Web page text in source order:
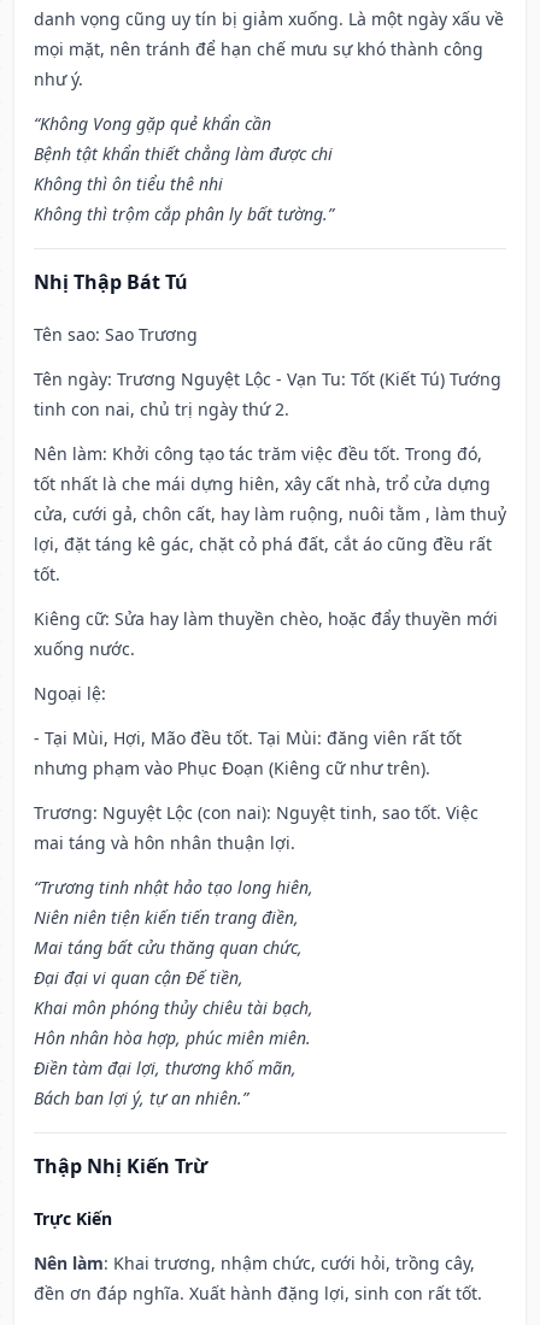
danh vọng cũng uy tín bị giảm xuống. Là một ngày xấu về
mọi mặt, nên tránh để hạn chế mưu sự khó thành công
như ý.
“Không Vong gặp quẻ khẩn cần
Bệnh tật khẩn thiết chẳng làm được chi
Không thì ôn tiểu thê nhi
Không thì trộm cắp phân ly bất tường.”
Nhị Thập Bát Tú
Tên sao: Sao Trương
Tên ngày: Trương Nguyệt Lộc - Vạn Tu: Tốt (Kiết Tú) Tướng
tinh con nai, chủ trị ngày thứ 2.
Nên làm: Khởi công tạo tác trăm việc đều tốt. Trong đó,
tốt nhất là che mái dựng hiên, xây cất nhà, trổ cửa dựng
cửa, cưới gả, chôn cất, hay làm ruộng, nuôi tằm , làm thuỷ
lợi, đặt táng kê gác, chặt cỏ phá đất, cắt áo cũng đều rất
tốt.
Kiêng cữ: Sửa hay làm thuyền chèo, hoặc đẩy thuyền mới
xuống nước.
Ngoại lệ:
- Tại Mùi, Hợi, Mão đều tốt. Tại Mùi: đăng viên rất tốt
nhưng phạm vào Phục Đoạn (Kiêng cữ như trên).
Trương: Nguyệt Lộc (con nai): Nguyệt tinh, sao tốt. Việc
mai táng và hôn nhân thuận lợi.
“Trương tinh nhật hảo tạo long hiên,
Niên niên tiện kiến tiến trang điền,
Mai táng bất cửu thăng quan chức,
Đại đại vi quan cận Đế tiền,
Khai môn phóng thủy chiêu tài bạch,
Hôn nhân hòa hợp, phúc miên miên.
Điền tàm đại lợi, thương khố mãn,
Bách ban lợi ý, tự an nhiên.”
Thập Nhị Kiến Trừ
Trực Kiến
Nên làm: Khai trương, nhậm chức, cưới hỏi, trồng cây,
đền ơn đáp nghĩa. Xuất hành đặng lợi, sinh con rất tốt.